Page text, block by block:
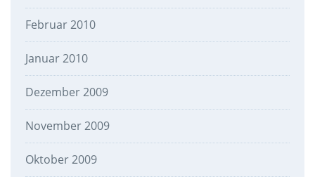
Februar 2010
Januar 2010
Dezember 2009
November 2009
Oktober 2009